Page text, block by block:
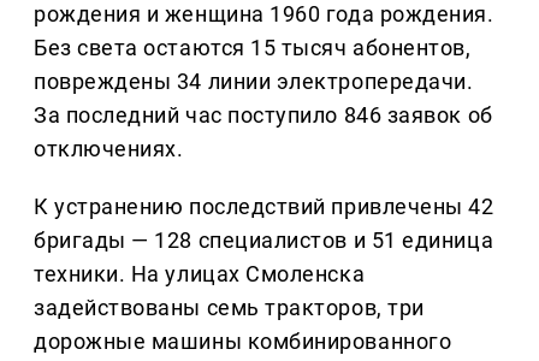
рождения и женщина 1960 года рождения.
Без света остаются 15 тысяч абонентов,
повреждены 34 линии электропередачи.
За последний час поступило 846 заявок об
отключениях.
К устранению последствий привлечены 42
бригады — 128 специалистов и 51 единица
техники. На улицах Смоленска
задействованы семь тракторов, три
дорожные машины комбинированного